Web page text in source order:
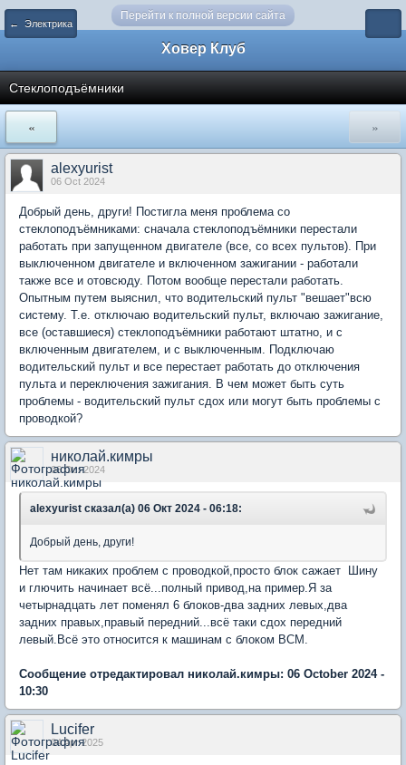
Перейти к полной версии сайта
← Электрика
Ховер Клуб
Стеклоподъёмники
« »
alexyurist
06 Oct 2024
Добрый день, други! Постигла меня проблема со
стеклоподъёмниками: сначала стеклоподъёмники перестали
работать при запущенном двигателе (все, со всех пультов). При
выключенном двигателе и включенном зажигании - работали
также все и отовсюду. Потом вообще перестали работать.
Опытным путем выяснил, что водительский пульт "вешает"всю
систему. Т.е. отключаю водительский пульт, включаю зажигание,
все (оставшиеся) стеклоподъёмники работают штатно, и с
включенным двигателем, и с выключенным. Подключаю
водительский пульт и все перестает работать до отключения
пульта и переключения зажигания. В чем может быть суть
проблемы - водительский пульт сдох или могут быть проблемы с
проводкой?
николай.кимры
06 Oct 2024
alexyurist сказал(а) 06 Окт 2024 - 06:18:
Добрый день, други!
Нет там никаких проблем с проводкой,просто блок сажает Шину
и глючить начинает всё...полный привод,на пример.Я за
четырнадцать лет поменял 6 блоков-два задних левых,два
задних правых,правый передний...всё таки сдох передний
левый.Всё это относится к машинам с блоком ВСМ.
Сообщение отредактировал николай.кимры: 06 October 2024 -
10:30
Lucifer
04 Apr 2025